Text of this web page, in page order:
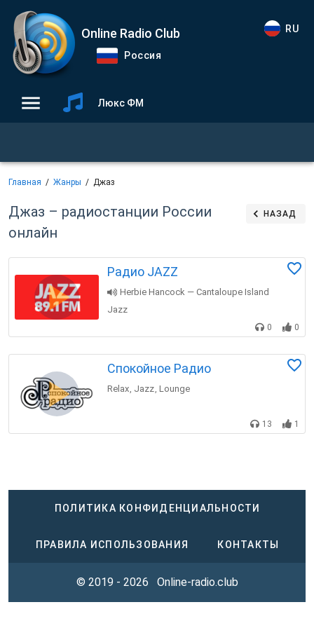
Online Radio Club
Россия
RU
Люкс ФМ
Главная Жанры Джаз
Джаз – радиостанции России
онлайн
НАЗАД
Радио JAZZ
Herbie Hancock — Cantaloupe Island
Jazz
0 0
Спокойное Радио
Relax, Jazz, Lounge
13 1
ПОЛИТИКА КОНФИДЕНЦИАЛЬНОСТИ
ПРАВИЛА ИСПОЛЬЗОВАНИЯ КОНТАКТЫ
© 2019 - 2026 Online-radio.club